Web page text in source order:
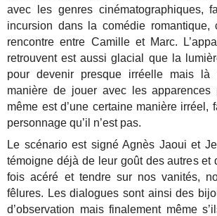
avec les genres cinématographiques,
incursion dans la comédie romantique,
rencontre entre Camille et Marc.
retrouvent est aussi glacial que la
pour devenir presque irréelle mais là
manière de jouer avec les apparences
même est d’une certaine manière irréel,
personnage qu’il n’est pas.
Le scénario est signé Agnès Jaoui et
témoigne déjà de leur goût des autres et
fois acéré et tendre sur nos vanités,
fêlures. Les dialogues sont ainsi des
d’observation mais finalement même